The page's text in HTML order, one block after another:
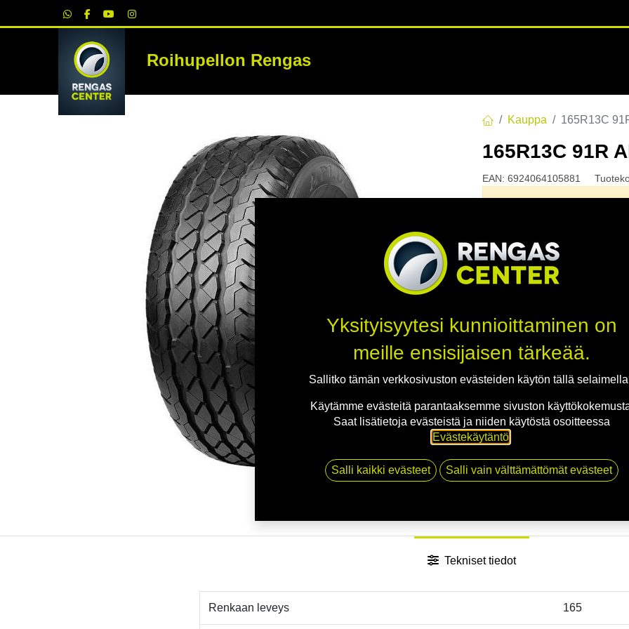
Roihupellon RengasRENKAAT
Kauppa 165R13C
165R13C 91R
EAN: 6924064105881
Jaa
Toimitusehdot
Tekniset tiedot
Renkaan leveys 165
Yksityisyytesi kunnioittaminen on
meille ensisijaisen tärkeää.
Sallitko tämän verkkosivuston evästeiden käytön tällä
Käytämme evästeitä parantaaksemme sivuston
Saat lisätietoja evästeistä ja niiden käytöstä osoitteessa
Evästekäytäntö.
Salli kaikki evästeet Salli vain välttämättömät evästeet